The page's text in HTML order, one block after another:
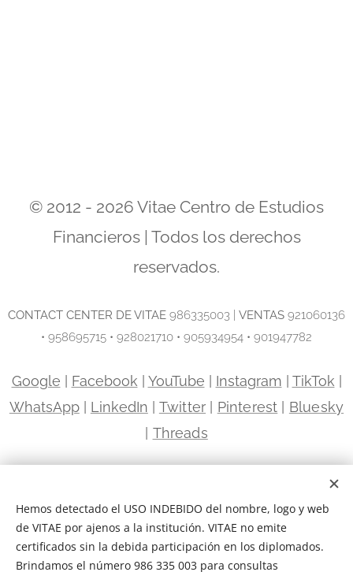
© 2012 - 2026 Vitae Centro de Estudios
Financieros | Todos los derechos
reservados.
CONTACT CENTER DE VITAE 986335003 | VENTAS 921060136
• 958695715 • 928021710 • 905934954 • 901947782
Google Facebook YouTube Instagram TikTok
WhatsApp| LinkedIn Twitter Pinterest
Bluesky
Threads
Sede Santa Anita · Ate · El Agustino | Avenida Nicolás Ayllón
2941 El Agustino, Lima | Centro Empresarial Céntrica
Hemos detectado el USO INDEBIDO del nombre, logo y web
de VITAE por ajenos a la institución. VITAE no emite
certificados sin la debida participación en los diplomados.
Brindamos el número 986 335 003 para consultas